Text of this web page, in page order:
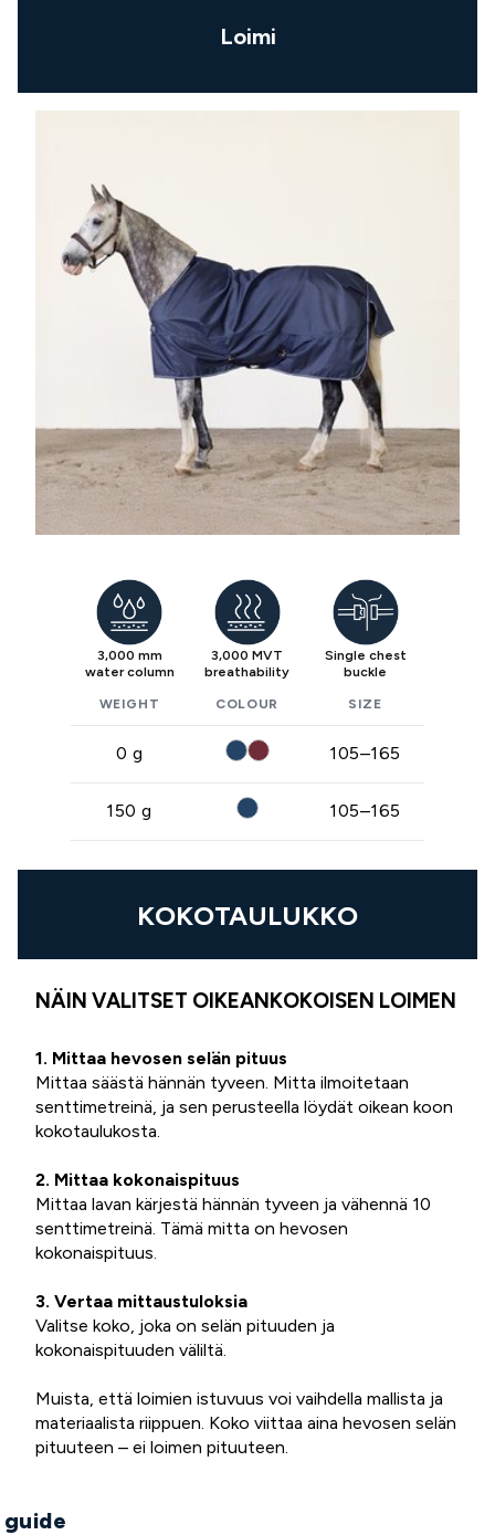
Loimi
3,000 mm
water column
3,000 MVT
breathability
Single chest
buckle
WEIGHT COLOUR SIZE
0 g 105–165
150 g 105–165
KOKOTAULUKKO
NÄIN VALITSET OIKEANKOKOISEN LOIMEN
1. Mittaa hevosen selän pituus
Mittaa säästä hännän tyveen. Mitta ilmoitetaan
senttimetreinä, ja sen perusteella löydät oikean koon
kokotaulukosta.
2. Mittaa kokonaispituus
Mittaa lavan kärjestä hännän tyveen ja vähennä 10
senttimetreinä. Tämä mitta on hevosen
kokonaispituus.
3. Vertaa mittaustuloksia
Valitse koko, joka on selän pituuden ja
kokonaispituuden väliltä.
Muista, että loimien istuvuus voi vaihdella mallista ja
materiaalista riippuen. Koko viittaa aina hevosen selän
pituuteen – ei loimen pituuteen.
guide